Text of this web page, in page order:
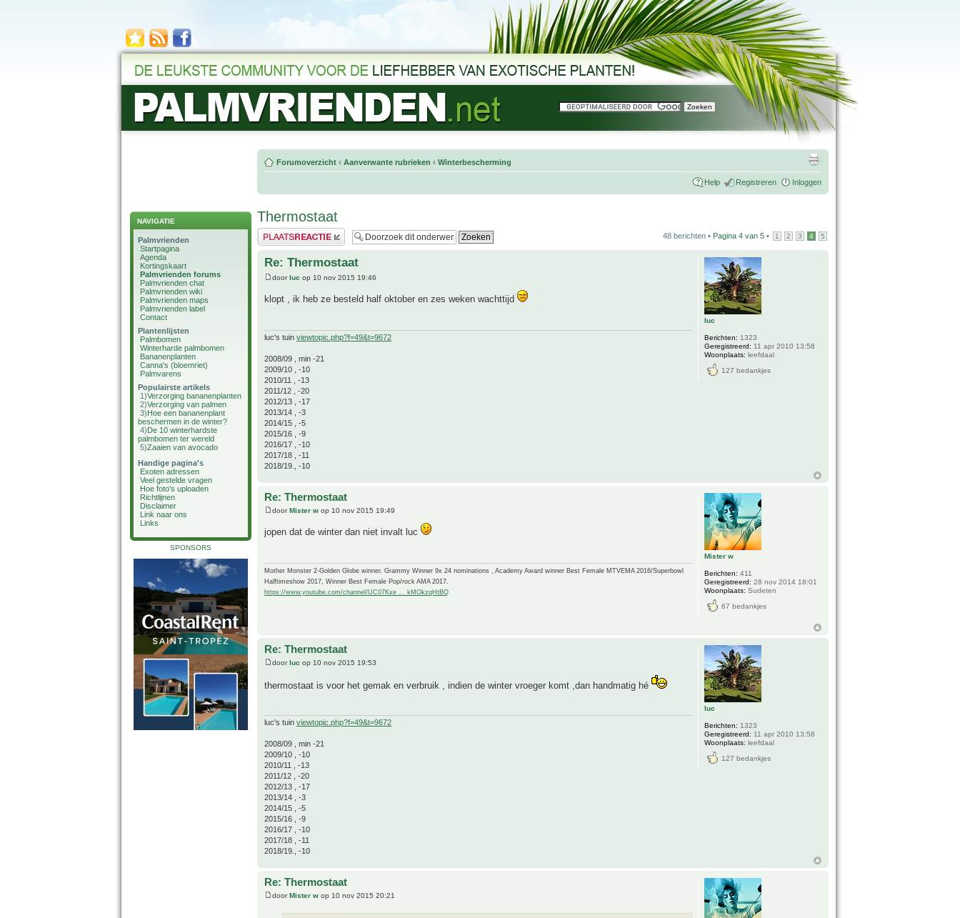
NAVIGATIE
Palmvrienden
Startpagina
Agenda
Kortingskaart
Palmvrienden forums
Palmvrienden chat
Palmvrienden wiki
Palmvrienden maps
Palmvrienden label
Contact
Plantenlijsten
Palmbomen
Winterharde palmbomen
Bananenplanten
Canna's (bloemriet)
Palmvarens
Populairste artikels
1)Verzorging bananenplanten
2)Verzorging van palmen
3)Hoe een bananenplant
beschermen in de winter?
4)De 10 winterhardste
palmbomen ter wereld
5)Zaaien van avocado
Handige pagina's
Exoten adressen
Veel gestelde vragen
Hoe foto's uploaden
Richtlijnen
Disclaimer
Link naar ons
Links
SPONSORS
Forumoverzicht ‹ Aanverwante rubrieken ‹ Winterbescherming
Help Registreren Inloggen
Thermostaat
Plaats een reactie 48 berichten • Pagina 4 van 5 • 1 2 3 4 5
Re: Thermostaat
doorluc op 10 nov 2015 19:46
klopt , ik heb ze besteld half oktober en zes weken wachttijd
luc's tuin viewtopic.php?f=49&t=9672
2008/09 , min -21
2009/10 , -10
2010/11 , -13
2011/12 , -20
2012/13 , -17
2013/14 , -3
2014/15 , -5
2015/16 , -9
2016/17 , -10
2017/18 , -11
2018/19., -10
luc
Berichten: 1323
Geregistreerd: 11 apr 2010 13:58
Woonplaats: leefdaal
127 bedankjes
Re: Thermostaat
doorMister w op 10 nov 2015 19:49
jopen dat de winter dan niet invalt luc
Mother Monster 2-Golden Globe winner, Grammy Winner 9x 24 nominations , Academy Award winner Best Female MTVEMA 2016/Superbowl
Halftimeshow 2017, Winner Best Female Pop/rock AMA 2017.
https://www.youtube.com/channel/UC07Kxe ... kMOkzqHtBQ
Mister w
Berichten: 411
Geregistreerd: 28 nov 2014 18:01
Woonplaats: Sudeten
67 bedankjes
Re: Thermostaat
doorluc op 10 nov 2015 19:53
thermostaat is voor het gemak en verbruik , indien de winter vroeger komt ,dan handmatig hé
luc's tuin viewtopic.php?f=49&t=9672
2008/09 , min -21
2009/10 , -10
2010/11 , -13
2011/12 , -20
2012/13 , -17
2013/14 , -3
2014/15 , -5
2015/16 , -9
2016/17 , -10
2017/18 , -11
2018/19., -10
luc
Berichten: 1323
Geregistreerd: 11 apr 2010 13:58
Woonplaats: leefdaal
127 bedankjes
Re: Thermostaat
door Mister w op 10 nov 2015 20:21